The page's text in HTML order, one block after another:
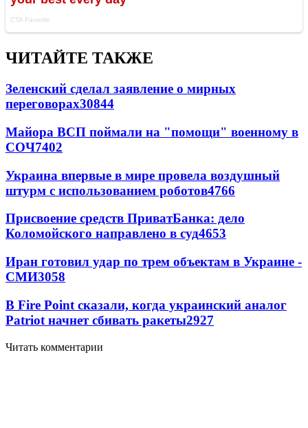
ЧИТАЙТЕ ТАКЖЕ
Зеленский сделал заявление о мирных
переговорах30844
Майора ВСП поймали на "помощи" военному в
СОЧ7402
Украина впервые в мире провела воздушный
штурм с использованием роботов4766
Присвоение средств ПриватБанка: дело
Коломойского направлено в суд4653
Иран готовил удар по трем объектам в Украине -
СМИ3058
В Fire Point сказали, когда украинский аналог
Patriot начнет сбивать ракеты2927
Читать комментарии